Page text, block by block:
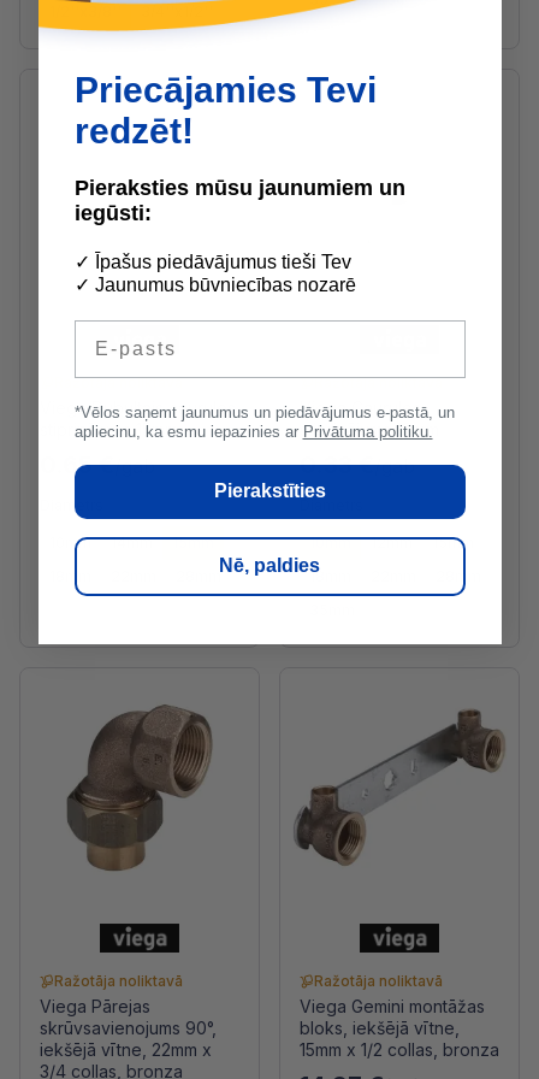
Ražotāja noliktavā
Viega Dubultais caurules
stiprinājums 15mm
0.65 €/gab
Diametrs
10mm 14mm
15mm
28mm
Ražotāja noliktavā
Viega Caurules
stiprinājums 10mm
0.33 €/gab
10mm 12mm
15mm
18mm
Ražotāja noliktavā
Viega Pārejas
skrūvsavienojums 90°,
iekšējā vītne, 22mm x
3/4 collas, bronza
Ražotāja noliktavā
Viega Gemini montāžas
bloks, iekšējā vītne,
15mm x 1/2 collas, bronza
Priecājamies Tevi
redzēt!
Pieraksties mūsu jaunumiem un
iegūsti:
✓ Īpašus piedāvājumus tieši Tev
✓ Jaunumus būvniecības nozarē
*Vēlos saņemt jaunumus un piedāvājumus e-pastā, un
apliecinu, ka esmu iepazinies ar Privātuma politiku.
Pierakstīties
Nē, paldies